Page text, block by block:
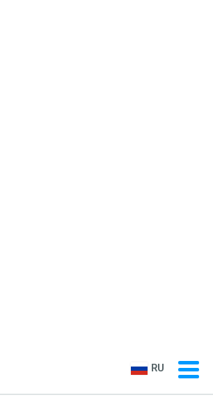
RU